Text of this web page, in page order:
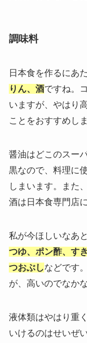
調味料
日本食を作るにあ
りん、酒ですね。
いますが、やはり
ことをおすすめしま
醤油はどこのスー
黒なので、料理に
しまいます。また
酒は日本食専門店
私が今ほしいなあ
つゆ、ポン酢、す
つおぶしなどです
が、高いのでなか
液体類はやはり重
いけるのはせいぜ